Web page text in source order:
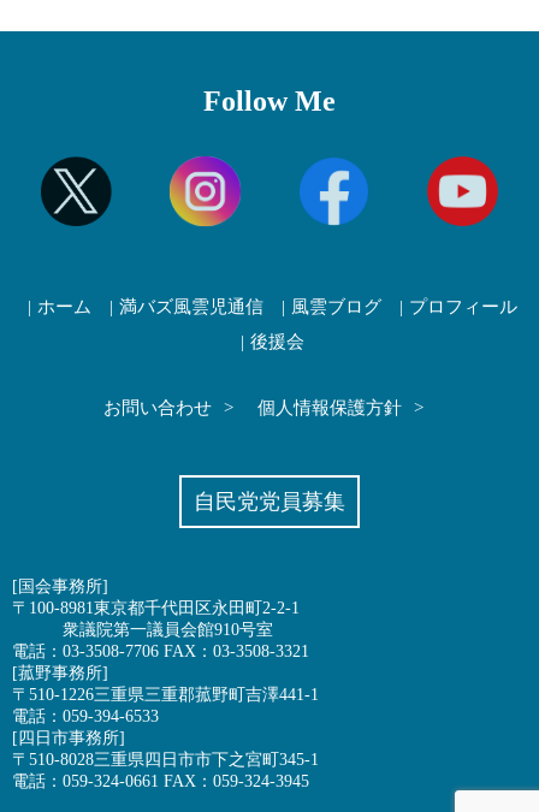
Follow Me
ホーム 満バズ風雲児通信 風雲ブログ
プロフィール
後援会
お問い合わせ 個人情報保護方針
自民党党員募集
[国会事務所]
〒100-8981東京都千代田区永田町2-2-1
衆議院第一議員会館910号室
電話：03-3508-7706 FAX：03-3508-3321
[菰野事務所]
〒510-1226三重県三重郡菰野町吉澤441-1
電話：059-394-6533
[四日市事務所]
〒510-8028三重県四日市市下之宮町345-1
電話：059-324-0661 FAX：059-324-3945